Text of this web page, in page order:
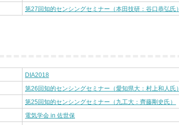
第27回知的センシングセミナー（本田技研：谷口恭弘氏）
DIA2018
第26回知的センシングセミナー（愛知県大：村上和人氏）
第25回知的センシングセミナー（九工大：齊藤剛史氏）
電気学会 in 佐世保